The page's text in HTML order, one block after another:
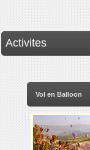
Activites
Vol en Balloon